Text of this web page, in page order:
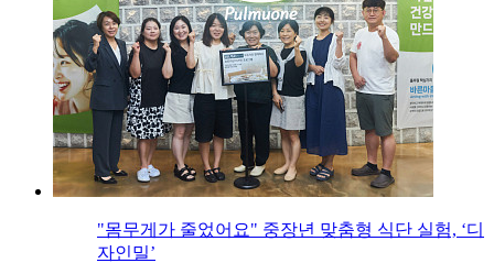
"몸무게가 줄었어요" 중장년 맞춤형 식단 실험, ‘디
자인밀’